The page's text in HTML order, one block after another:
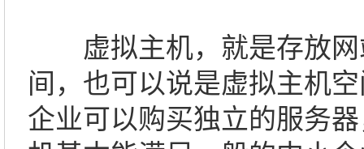
虚拟主机，就是存放网
间，也可以说是虚拟主机
企业可以购买独立的服务